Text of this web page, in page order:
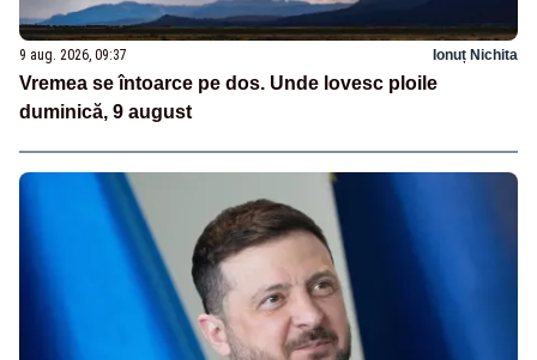
9 aug. 2026, 09:37 Ionuț Nichita
Vremea se întoarce pe dos. Unde lovesc ploile
duminică, 9 august